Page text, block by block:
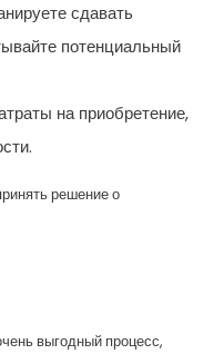
сдавать
потенциальный
на приобретение,
решение о
выгодный процесс,